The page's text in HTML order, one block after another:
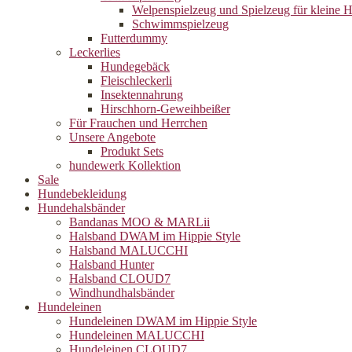
Welpenspielzeug und Spielzeug für kleine
Schwimmspielzeug
Futterdummy
Leckerlies
Hundegebäck
Fleischleckerli
Insektennahrung
Hirschhorn-Geweihbeißer
Für Frauchen und Herrchen
Unsere Angebote
Produkt Sets
hundewerk Kollektion
Sale
Hundebekleidung
Hundehalsbänder
Bandanas MOO & MARLii
Halsband DWAM im Hippie Style
Halsband MALUCCHI
Halsband Hunter
Halsband CLOUD7
Windhundhalsbänder
Hundeleinen
Hundeleinen DWAM im Hippie Style
Hundeleinen MALUCCHI
Hundeleinen CLOUD7